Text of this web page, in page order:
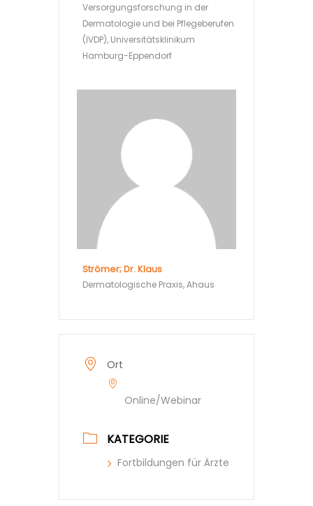
Versorgungsforschung in der
Dermatologie und bei Pflegeberufen
(IVDP), Universitätsklinikum
Hamburg-Eppendorf
Strömer; Dr. Klaus
Dermatologische Praxis, Ahaus
Ort
Online/Webinar
KATEGORIE
Fortbildungen für Ärzte